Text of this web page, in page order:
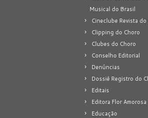
Musical do Brasil
Cineclube Revista do
Clipping do Choro
Clubes do Choro
Conselho Editorial
Denúncias
Dossiê Registro do
Editais
Editora Flor Amorosa
Educação